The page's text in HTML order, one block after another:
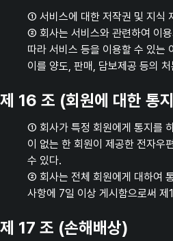
① 서비스에 대한 저작권 및 지식
② 회사는 서비스와 관련하여 이
따라 서비스 등을 이용할 수 있는
이를 양도, 판매, 담보제공 등의
제 16 조 (회원에 대한 통
① 회사가 특정 회원에게 통지를
이 없는 한 회원이 제공한 전자우
수 있다.
② 회사는 전체 회원에게 대하여
사항에 7일 이상 게시함으로써 제
제 17 조 (손해배상)